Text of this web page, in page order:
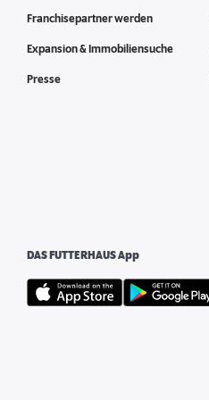
Franchisepartner werden
Expansion & Immobiliensuche
Presse
DAS FUTTERHAUS App